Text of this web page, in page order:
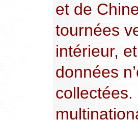
et de
tournées
intérieur,
données